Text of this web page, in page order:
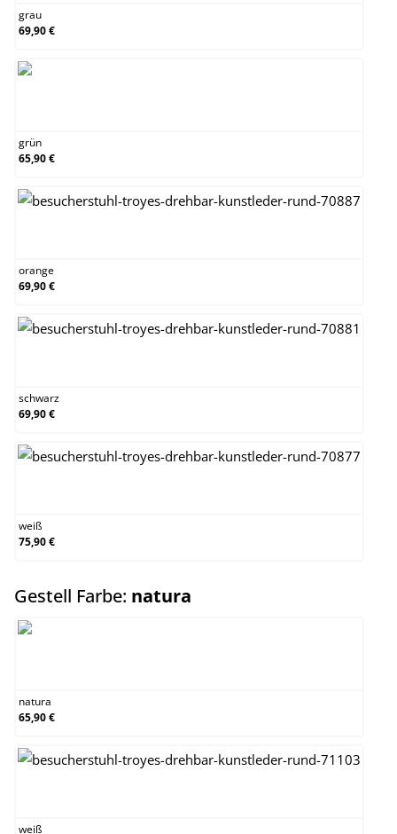
grau
69,90 €
grün
65,90 €
orange
69,90 €
schwarz
69,90 €
weiß
75,90 €
Gestell Farbe: natura
natura
65,90 €
weiß